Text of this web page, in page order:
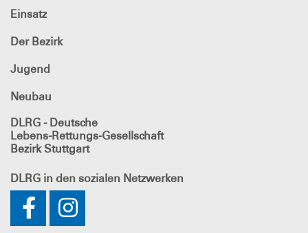
Einsatz
Der Bezirk
Jugend
Neubau
DLRG - Deutsche
Lebens-Rettungs-Gesellschaft
Bezirk Stuttgart
DLRG in den sozialen Netzwerken